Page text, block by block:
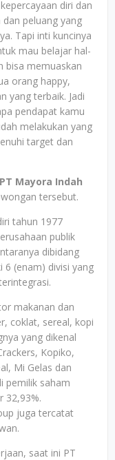
diri dan
peluang yang
Tapi inti kuncinya
mau belajar hal-
bisa memuaskan
orang happy,
yang terbaik. Jadi
pendapat kamu
melakukan yang
target dan
PT Mayora Indah
tersebut.
tahun 1977
publik
dibidang
6 (enam) divisi yang
makanan dan
coklat, sereal, kopi
yang dikenal
Kopiko,
Mi Gelas dan
pemilik saham
32,93%.
juga tercatat
saat ini PT